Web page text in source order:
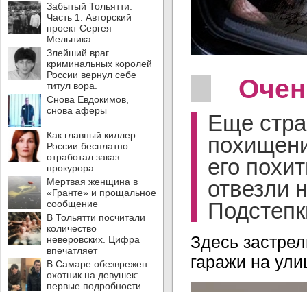
Забытый Тольятти.
Часть 1. Авторский
проект Сергея
Мельника
Злейший враг
криминальных королей
России вернул себе
титул вора.
Снова Евдокимов,
снова аферы
Как главный киллер
России бесплатно
отработал заказ
прокурора ...
Мертвая женщина в
«Гранте» и прощальное
сообщение
В Тольятти посчитали
количество
неверовских. Цифра
впечатляет
В Самаре обезврежен
охотник на девушек:
первые подробности
Еще
его
отвезли
Здесь
гаражи на